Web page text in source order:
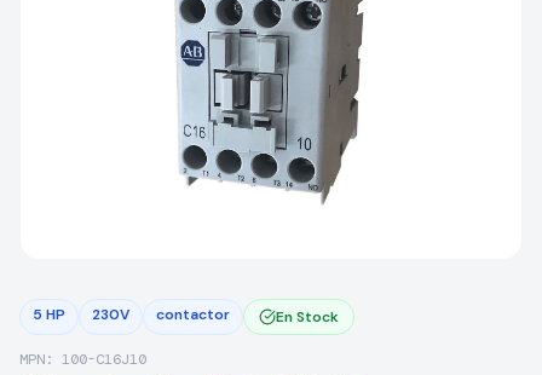
5 HP 230V contactor En Stock
MPN: 100-C16J10